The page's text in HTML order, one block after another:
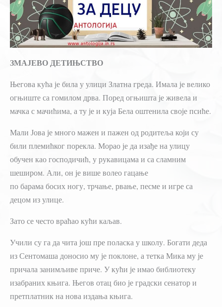
ЗМАЈЕВО ДЕТИЊСТВО
Његова кућа је била у улици Златна греда. Имала је велико
огњиште са гомилом дрва. Поред огњишта је живела и
мачка с мачићима, а ту је и куја Бела оштенила своје псиће.
Мали Јова је много мажен и пажен од родитеља који су
били племићког порекла. Морао је да изађе на улицу
обучен као господичић, у рукавицама и са сламним
шеширом. Али, он је више волео гацање
по барама босих ногу, трчање, рвање, песме и игре са
децом из улице.
Зато се често враћао кући каљав.
Учили су га да чита још пре поласка у школу. Богати деда
из Сентомаша доносио му је поклоне, а тетка Мика му је
причала занимљиве приче. У кући је имао библиотеку
изабраних књига. Његов отац био је градски сенатор и
претплатник на нова издања књига.